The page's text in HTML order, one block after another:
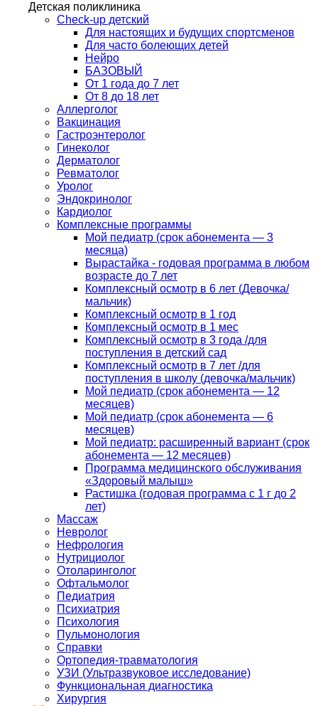
Детская поликлиника
Check-up детский
Для настоящих и будущих спортсменов
Для часто болеющих детей
Нейро
БАЗОВЫЙ
От 1 года до 7 лет
От 8 до 18 лет
Аллерголог
Вакцинация
Гастроэнтеролог
Гинеколог
Дерматолог
Ревматолог
Уролог
Эндокринолог
Кардиолог
Комплексные программы
Мой педиатр (срок абонемента — 3
месяца)
Вырастайка - годовая программа в любом
возрасте до 7 лет
Комплексный осмотр в 6 лет (Девочка/
мальчик)
Комплексный осмотр в 1 год
Комплексный осмотр в 1 мес
Комплексный осмотр в 3 года /для
поступления в детский сад
Комплексный осмотр в 7 лет /для
поступления в школу (девочка/мальчик)
Мой педиатр (срок абонемента — 12
месяцев)
Мой педиатр (срок абонемента — 6
месяцев)
Мой педиатр: расширенный вариант (срок
абонемента — 12 месяцев)
Программа медицинского обслуживания
«Здоровый малыш»
Растишка (годовая программа с 1 г до 2
лет)
Массаж
Невролог
Нефрология
Нутрициолог
Отоларинголог
Офтальмолог
Педиатрия
Психиатрия
Психология
Пульмонология
Справки
Ортопедия-травматология
УЗИ (Ультразвуковое исследование)
Функциональная диагностика
Хирургия